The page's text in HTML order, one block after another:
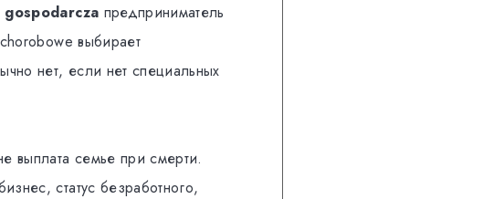
gospodarcza предприниматель
выбирает
нет, если нет специальных
выплата семье при смерти.
статус безработного,